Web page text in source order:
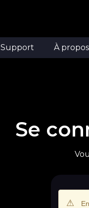
Support À propos
Se